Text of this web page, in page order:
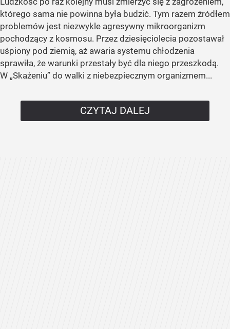
którego sama nie powinna była budzić. Tym razem źródłem
problemów jest niezwykle agresywny mikroorganizm
pochodzący z kosmosu. Przez dziesięciolecia pozostawał
uśpiony pod ziemią, aż awaria systemu chłodzenia
sprawiła, że warunki przestały być dla niego przeszkodą.
W „Skażeniu” do walki z niebezpiecznym organizmem...
CZYTAJ DALEJ